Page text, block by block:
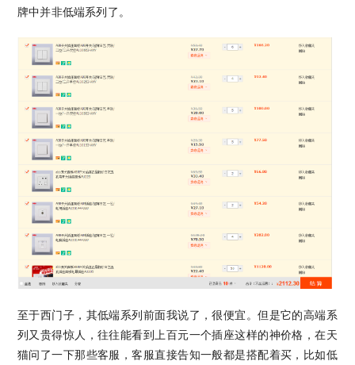
牌中并非低端系列了。
至于西门子，其低端系列前面我说了，很便宜。但是它的高端系
列又贵得惊人，往往能看到上百元一个插座这样的神价格，在天
猫问了一下那些客服，客服直接告知一般都是搭配着买，比如低